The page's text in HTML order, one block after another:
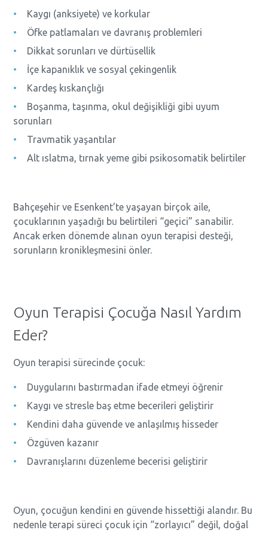
Kaygı (anksiyete) ve korkular
Öfke patlamaları ve davranış problemleri
Dikkat sorunları ve dürtüsellik
İçe kapanıklık ve sosyal çekingenlik
Kardeş kıskançlığı
Boşanma, taşınma, okul değişikliği gibi uyum
sorunları
Travmatik yaşantılar
Alt ıslatma, tırnak yeme gibi psikosomatik belirtiler
Bahçeşehir ve Esenkent’te yaşayan birçok aile,
çocuklarının yaşadığı bu belirtileri “geçici” sanabilir.
Ancak erken dönemde alınan oyun terapisi desteği,
sorunların kronikleşmesini önler.
Oyun Terapisi Çocuğa Nasıl Yardım
Eder?
Oyun terapisi sürecinde çocuk:
Duygularını bastırmadan ifade etmeyi öğrenir
Kaygı ve stresle baş etme becerileri geliştirir
Kendini daha güvende ve anlaşılmış hisseder
Özgüven kazanır
Davranışlarını düzenleme becerisi geliştirir
Oyun, çocuğun kendini en güvende hissettiği alandır. Bu
nedenle terapi süreci çocuk için “zorlayıcı” değil, doğal